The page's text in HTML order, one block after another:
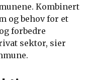
Kombinert
og behov for et
forbedre
sektor, sier